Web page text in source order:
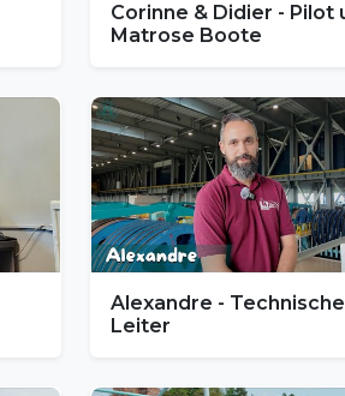
Corinne & Didier - Pilot
Matrose Boote
Alexandre -
Leiter